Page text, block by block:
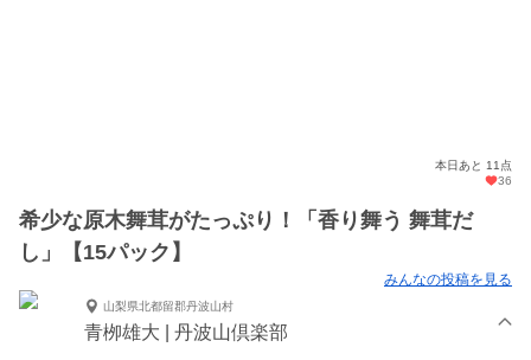
本日あと 11点
36
希少な原木舞茸がたっぷり！「香り舞う 舞茸だ
し」【15パック】
みんなの投稿を見る
山梨県北都留郡丹波山村
青栁雄大 | 丹波山倶楽部